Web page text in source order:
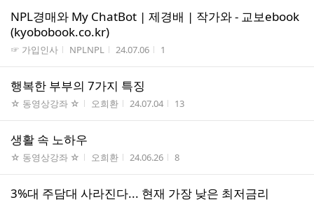
NPL경매와 My ChatBot | 제경배 | 작가와 - 교보ebook
(kyobobook.co.kr)
게시판명
☞ 가입인사 작성자
NPLNPL 작성시간
24.07.06 조회수
1
행복한 부부의 7가지 특징
게시판명
☆ 동영상강좌 ☆ 작성자
오희환 작성시간
24.07.04 조회수
13
생활 속 노하우
게시판명
☆ 동영상강좌 ☆ 작성자
오희환 작성시간
24.06.26 조회수
8
3%대 주담대 사라진다... 현재 가장 낮은 최저금리